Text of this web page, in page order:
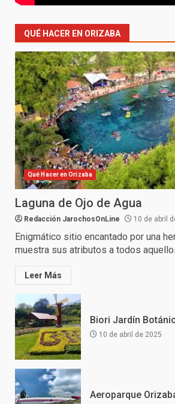
QUÉ HACER EN ORIZABA
Qué Hacer en Orizaba
Laguna de Ojo de Agua
Redacción JarochosOnLine 10 de abril
Enigmático sitio encantado por una
muestra sus atributos a todos
Leer Más
Biori Jardín
10 de abril de 2025
Aeroparque